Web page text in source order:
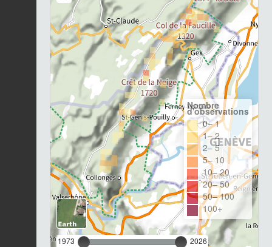
1973 2026
Nombre
d'observations
0– 1
1– 2
2– 5
5– 10
10– 20
20– 50
50– 100
100+